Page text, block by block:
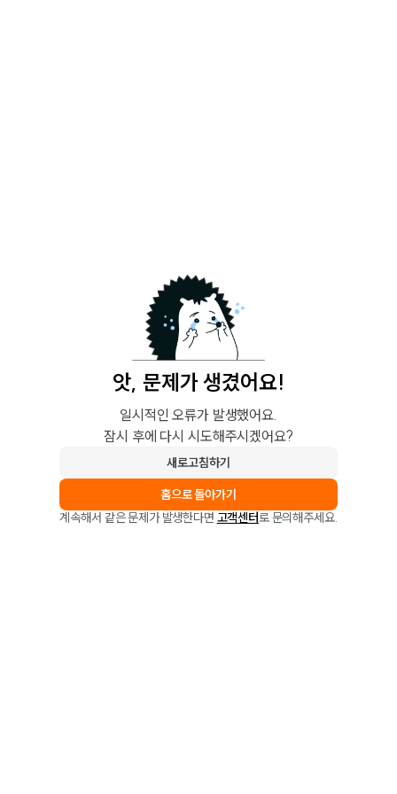
앗, 문제가 생겼어요!
일시적인 오류가 발생했어요.
잠시 후에 다시 시도해주시겠어요?
새로고침하기
홈으로 돌아가기
계속해서 같은 문제가 발생한다면 고객센터로 문의해주세요.